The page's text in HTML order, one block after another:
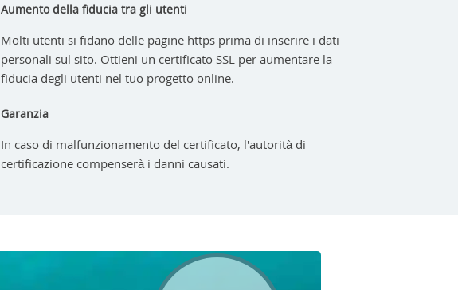
Aumento della fiducia tra gli utenti
Molti utenti si fidano delle pagine https prima di inserire i dati
personali sul sito. Ottieni un certificato SSL per aumentare la
fiducia degli utenti nel tuo progetto online.
Garanzia
In caso di malfunzionamento del certificato, l'autorità di
certificazione compenserà i danni causati.